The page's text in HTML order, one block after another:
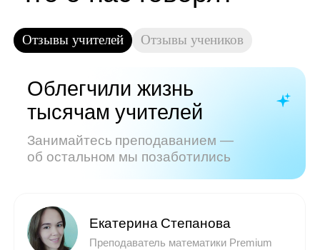
Показать все отзывы
Часто задаваемые
вопросы